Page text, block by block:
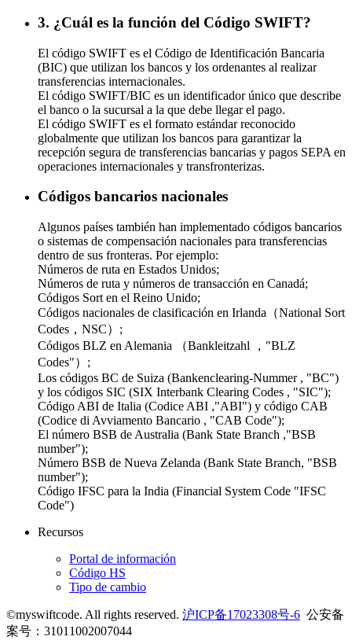
3. ¿Cuál es la función del Código SWIFT?
El código SWIFT es el Código de Identificación Bancaria
(BIC) que utilizan los bancos y los ordenantes al realizar
transferencias internacionales.
El código SWIFT/BIC es un identificador único que describe
el banco o la sucursal a la que debe llegar el pago.
El código SWIFT es el formato estándar reconocido
globalmente que utilizan los bancos para garantizar la
recepción segura de transferencias bancarias y pagos SEPA en
operaciones internacionales y transfronterizas.
Códigos bancarios nacionales
Algunos países también han implementado códigos bancarios
o sistemas de compensación nacionales para transferencias
dentro de sus fronteras. Por ejemplo:
Números de ruta en Estados Unidos;
Números de ruta y números de transacción en Canadá;
Códigos Sort en el Reino Unido;
Códigos nacionales de clasificación en Irlanda（National Sort
Codes，NSC）;
Códigos BLZ en Alemania （Bankleitzahl ，"BLZ
Codes"）;
Los códigos BC de Suiza (Bankenclearing-Nummer , "BC")
y los códigos SIC (SIX Interbank Clearing Codes , "SIC");
Código ABI de Italia (Codice ABI ,"ABI") y código CAB
(Codice di Avviamento Bancario , "CAB Code");
El número BSB de Australia (Bank State Branch ,"BSB
number");
Número BSB de Nueva Zelanda (Bank State Branch, "BSB
number");
Código IFSC para la India (Financial System Code "IFSC
Code")
Recursos
Portal de información
Código HS
Tipo de cambio
©myswiftcode. All rights reserved. 沪ICP备17023308号-6 公安备
案号：31011002007044